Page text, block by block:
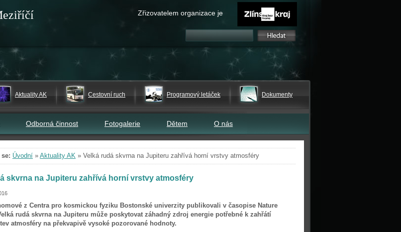
Zřizovatelem organizace je
Aktuality AK Cestovní ruch Programový letáček Dokumenty
Odborná činnost Fotogalerie Dětem O nás
se: Úvodní » Aktuality AK » Velká rudá skvrna na Jupiteru zahřívá horní vrstvy atmosféry
skvrna na Jupiteru zahřívá horní vrstvy atmosféry
z Centra pro kosmickou fyziku Bostonské univerzity publikovali v časopise Nature
rudá skvrna na Jupiteru může poskytovat záhadný zdroj energie potřebné k zahřátí
atmosféry na překvapivě vysoké pozorované hodnoty.